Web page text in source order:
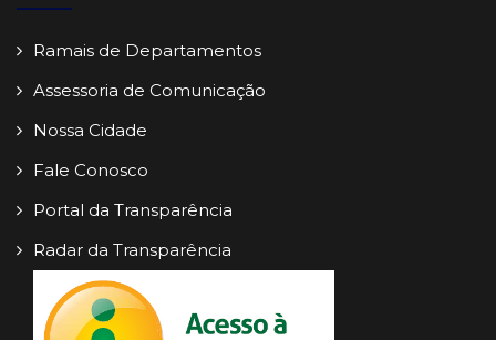
Ramais de Departamentos
Assessoria de Comunicação
Nossa Cidade
Fale Conosco
Portal da Transparência
Radar da Transparência